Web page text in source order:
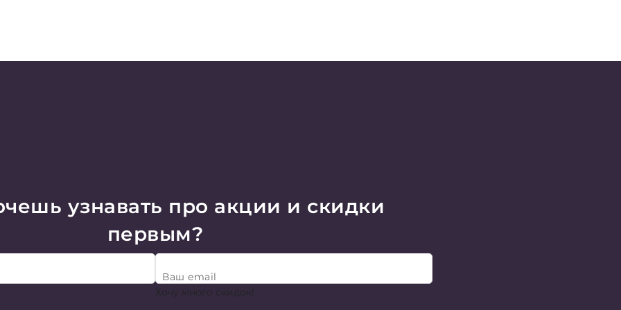
узнавать про акции и скидки
первым?
Ваш email
Хочу много скидок!